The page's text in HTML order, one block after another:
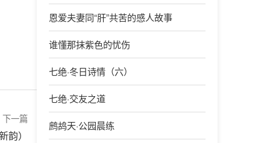
下一篇
韵）
恩爱夫妻同“肝”共苦的感人故事
谁懂那抹紫色的忧伤
七绝·冬日诗情（六）
七绝·交友之道
鹧鸪天·公园晨练